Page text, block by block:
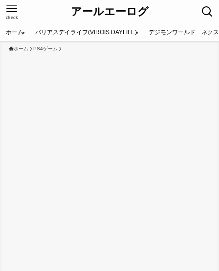
アールエーログ
check
ホーム バリアスデイライフ(VIROIS DAYLIFE) デジモンワールド ネク
ホーム PS4ゲーム